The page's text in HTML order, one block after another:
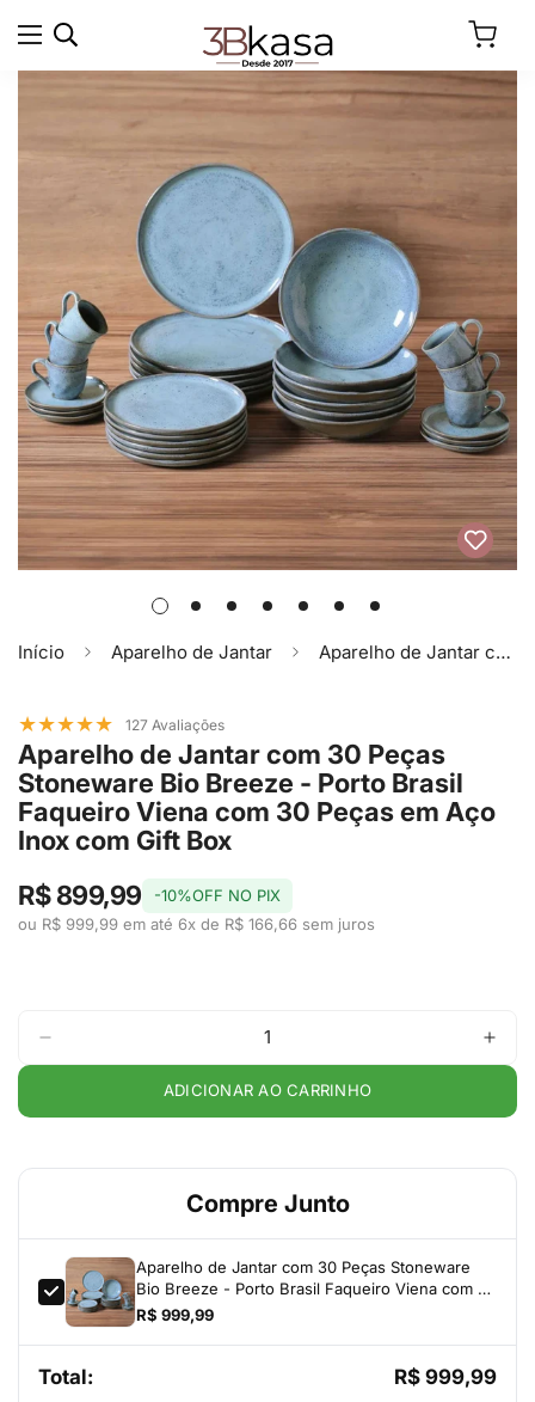
Início Aparelho de Jantar Aparelho de Jantar com 30 Peças Stoneware Bio Breeze - Porto Brasil Faqueiro Viena com 30 Peças em Aço Inox com Gift Box
★★★★★ 127 Avaliações
Aparelho de Jantar com 30 Peças
Stoneware Bio Breeze - Porto Brasil
Faqueiro Viena com 30 Peças em Aço
Inox com Gift Box
R$ 899,99
-10%OFF NO PIX
ou R$ 999,99 em até 6x de R$ 166,66 sem juros
ADICIONAR AO CARRINHO
Compre Junto
Aparelho de Jantar com 30 Peças Stoneware
Bio Breeze - Porto Brasil Faqueiro Viena com 30
Peças em Aço Inox com Gift Box
R$ 999,99
Total: R$ 999,99